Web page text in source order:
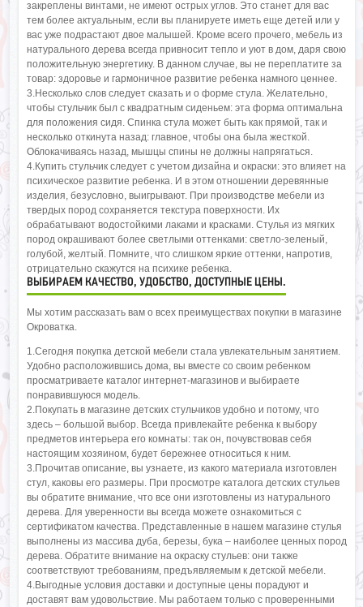
закреплены винтами, не имеют острых углов. Это станет для вас
тем более актуальным, если вы планируете иметь еще детей или у
вас уже подрастают двое малышей. Кроме всего прочего, мебель из
натурального дерева всегда привносит тепло и уют в дом, даря свою
положительную энергетику. В данном случае, вы не переплатите за
товар: здоровье и гармоничное развитие ребенка намного ценнее.
3.Несколько слов следует сказать и о форме стула. Желательно,
чтобы стульчик был с квадратным сиденьем: эта форма оптимальна
для положения сидя. Спинка стула может быть как прямой, так и
несколько откинута назад: главное, чтобы она была жесткой.
Облокачиваясь назад, мышцы спины не должны напрягаться.
4.Купить стульчик следует с учетом дизайна и окраски: это влияет на
психическое развитие ребенка. И в этом отношении деревянные
изделия, безусловно, выигрывают. При производстве мебели из
твердых пород сохраняется текстура поверхности. Их
обрабатывают водостойкими лаками и красками. Стулья из мягких
пород окрашивают более светлыми оттенками: светло-зеленый,
голубой, желтый. Помните, что слишком яркие оттенки, напротив,
отрицательно скажутся на психике ребенка.
ВЫБИРАЕМ КАЧЕСТВО, УДОБСТВО, ДОСТУПНЫЕ ЦЕНЫ.
Мы хотим рассказать вам о всех преимуществах покупки в магазине
Окроватка.
1.Сегодня покупка детской мебели стала увлекательным занятием.
Удобно расположившись дома, вы вместе со своим ребенком
просматриваете каталог интернет-магазинов и выбираете
понравившуюся модель.
2.Покупать в магазине детских стульчиков удобно и потому, что
здесь – большой выбор. Всегда привлекайте ребенка к выбору
предметов интерьера его комнаты: так он, почувствовав себя
настоящим хозяином, будет бережнее относиться к ним.
3.Прочитав описание, вы узнаете, из какого материала изготовлен
стул, каковы его размеры. При просмотре каталога детских стульев
вы обратите внимание, что все они изготовлены из натурального
дерева. Для уверенности вы всегда можете ознакомиться с
сертификатом качества. Представленные в нашем магазине стулья
выполнены из массива дуба, березы, бука – наиболее ценных пород
дерева. Обратите внимание на окраску стульев: они также
соответствуют требованиям, предъявляемым к детской мебели.
4.Выгодные условия доставки и доступные цены порадуют и
доставят вам удовольствие. Мы работаем только с проверенными